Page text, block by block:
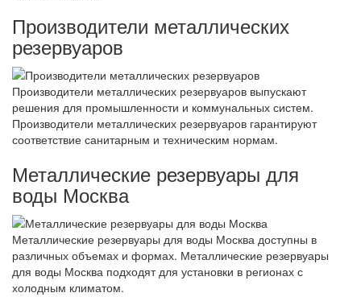
Производители металлических
резервуаров
Производители металлических резервуаров выпускают
решения для промышленности и коммунальных систем.
Производители металлических резервуаров гарантируют
соответствие санитарным и техническим нормам.
Металлические резервуары для
воды Москва
Металлические резервуары для воды Москва доступны в
различных объемах и формах. Металлические резервуары
для воды Москва подходят для установки в регионах с
холодным климатом.